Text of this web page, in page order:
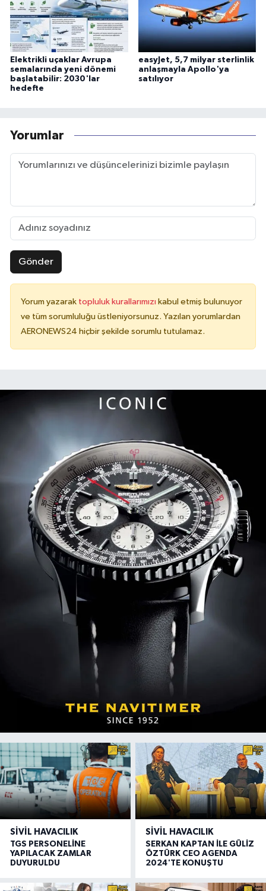
Elektrikli uçaklar Avrupa
semalarında yeni dönemi
başlatabilir: 2030'lar
hedefte
easyJet, 5,7 milyar sterlinlik
anlaşmayla Apollo'ya
satılıyor
Yorumlar
Gönder
Yorum yazarak topluluk kurallarımızı kabul etmiş bulunuyor
ve tüm sorumluluğu üstleniyorsunuz. Yazılan yorumlardan
AERONEWS24 hiçbir şekilde sorumlu tutulamaz.
SIVIL HAVACILIK
TGS PERSONELİNE
YAPILACAK ZAMLAR
DUYURULDU
SIVIL HAVACILIK
SERKAN KAPTAN İLE GÜLİZ
ÖZTÜRK CEO AGENDA
2024'TE KONUŞTU